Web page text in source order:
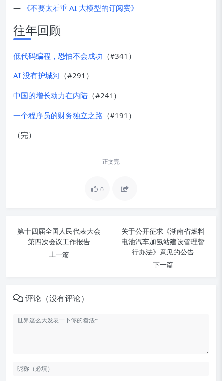
— 《不要太看重 AI 大模型的订阅费》
往年回顾
低代码编程，恐怕不会成功 （#341）
AI 没有护城河 （#291）
中国的增长动力在内陆 （#241）
一个程序员的财务独立之路 （#191）
（完）
正文完
0
第十四届全国人民代表大会
第四次会议工作报告
上一篇
关于公开征求《湖南省燃料
电池汽车加氢站建设管理暂
行办法》意见的公告
下一篇
评论（没有评论）
AI 复刻的版权问题